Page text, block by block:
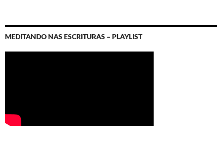
MEDITANDO NAS ESCRITURAS – PLAYLIST